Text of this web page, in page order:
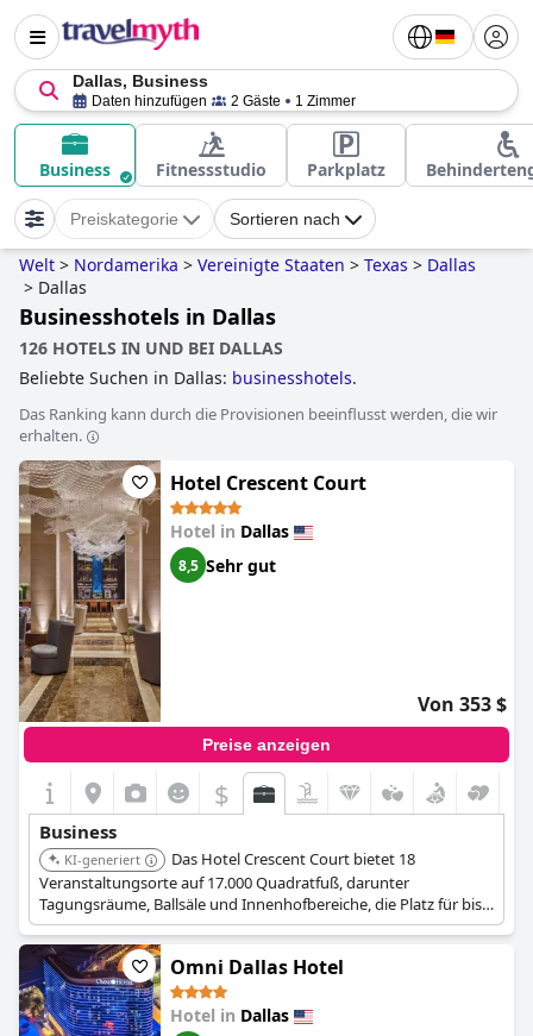
Dallas, Business
Daten hinzufügen 2 Gäste 1 Zimmer
Business Fitnessstudio Parkplatz
Preiskategorie Sortieren nach
Welt > Nordamerika > Vereinigte Staaten > Texas > Dallas
> Dallas
Businesshotels in Dallas
126 HOTELS IN UND BEI DALLAS
Beliebte Suchen in Dallas: businesshotels.
Das Ranking kann durch die Provisionen beeinflusst werden, die wir
erhalten.
Hotel Crescent Court
Hotel in Dallas
8,5 Sehr gut
Von 353 $
Preise anzeigen
$
Business
KI-generiert
Das Hotel Crescent Court bietet 18
Veranstaltungsorte auf 17.000 Quadratfuß, darunter
Tagungsräume, Ballsäle und Innenhofbereiche, die Platz für bis
zu 500 Gäste bieten. Es bietet erstklassige Koordinationsdienste,
vielfältige Catering-Menüs und gut ausgestattete Technologie.
Das Hotel verfügt außerdem über 186 Gästezimmer und Suiten,
Restaurants vor Ort und Freizeiteinrichtungen.
Omni Dallas Hotel
Hotel in Dallas